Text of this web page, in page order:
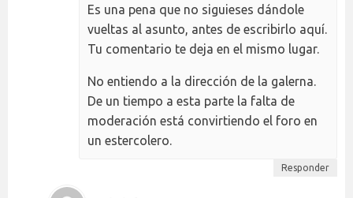
Es una pena que no siguieses dándole
vueltas al asunto, antes de escribirlo aquí.
Tu comentario te deja en el mismo lugar.
No entiendo a la dirección de la galerna.
De un tiempo a esta parte la falta de
moderación está convirtiendo el foro en
un estercolero.
Responder